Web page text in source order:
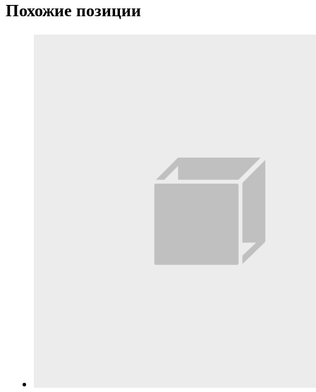
Похожие позиции